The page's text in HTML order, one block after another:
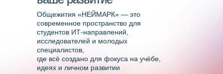
Общежития «НЕЙМАРК» — это
современное пространство для
студентов ИТ-направлений,
исследователей и молодых
специалистов,
где всё создано для фокуса на учёбе,
идеях и личном развитии